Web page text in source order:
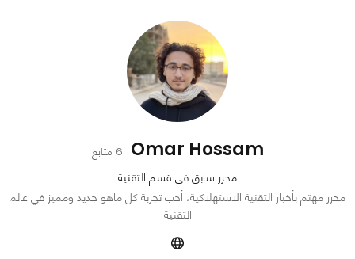
Omar Hossam 6 متابع
محرر سابق في قسم التقنية
محرر مهتم بأخبار التقنية الاستهلاكية، أحب تجربة كل ماهو جديد ومميز في عالم
التقنية